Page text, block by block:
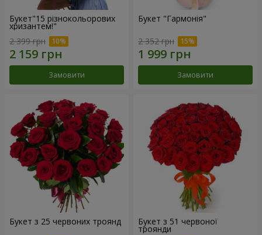
Букет"15 різнокольорових
хризантем!"
2 399 грн
Замовити
Букет "Гармонія"
2 352 грн
Замовити
Букет з 25 червоних троянд Букет з 51 червоної
троянди